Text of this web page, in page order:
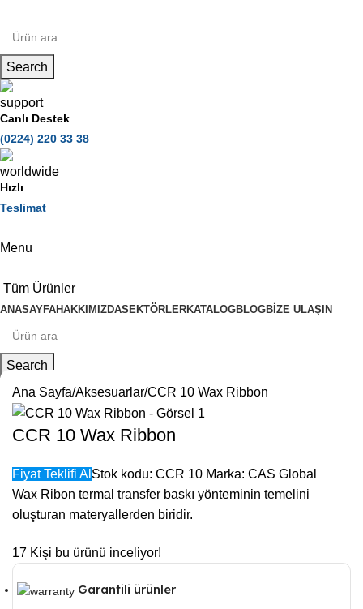
Search
Canlı Destek
(0224) 220 33 38
Hızlı
Teslimat
Menu
Tüm Ürünler
ANASAYFAHAKKIMIZDASEKTÖRLERKATALOGBLOGBIZE ULAŞIN
Search
Ana Sayfa Aksesuarlar CCR 10 Wax Ribbon
CCR 10 Wax Ribbon
Fiyat Teklifi Al Stok kodu: CCR 10 Marka: CAS Global
Wax Ribon termal transfer baskı yönteminin temelini
oluşturan materyallerden biridir.
17 Kişi bu ürünü inceliyor!
Garantili ürünler